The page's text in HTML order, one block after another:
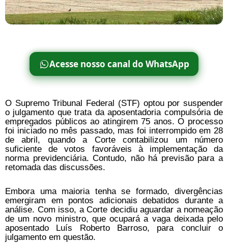
Acesse nosso canal do WhatsApp
O Supremo Tribunal Federal (STF) optou por suspender
o julgamento que trata da aposentadoria compulsória de
empregados públicos ao atingirem 75 anos. O processo
foi iniciado no mês passado, mas foi interrompido em 28
de abril, quando a Corte contabilizou um número
suficiente de votos favoráveis à implementação da
norma previdenciária. Contudo, não há previsão para a
retomada das discussões.
Embora uma maioria tenha se formado, divergências
emergiram em pontos adicionais debatidos durante a
análise. Com isso, a Corte decidiu aguardar a nomeação
de um novo ministro, que ocupará a vaga deixada pelo
aposentado Luís Roberto Barroso, para concluir o
julgamento em questão.